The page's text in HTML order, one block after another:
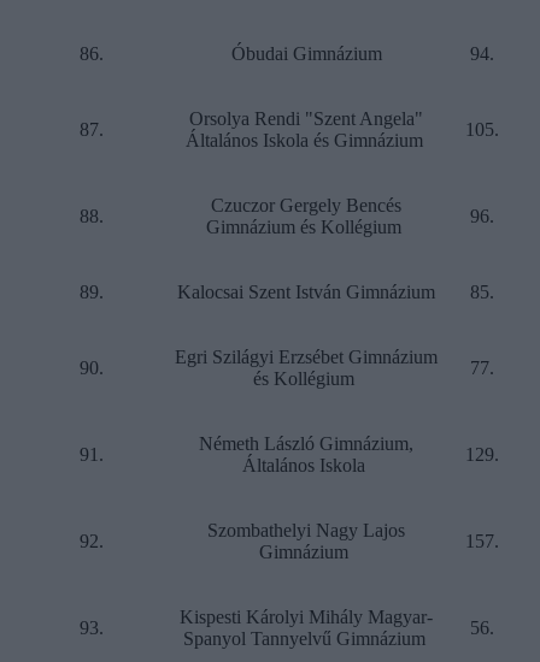
86. Óbudai Gimnázium 94.
87.
Orsolya Rendi "Szent Angela"
Általános Iskola és Gimnázium
105.
88.
Czuczor Gergely Bencés
Gimnázium és Kollégium
96.
89. Kalocsai Szent István Gimnázium 85.
90.
Egri Szilágyi Erzsébet Gimnázium
és Kollégium
77.
91.
Németh László Gimnázium,
Általános Iskola
129.
92.
Szombathelyi Nagy Lajos
Gimnázium
157.
93.
Kispesti Károlyi Mihály Magyar-
Spanyol Tannyelvű Gimnázium
56.